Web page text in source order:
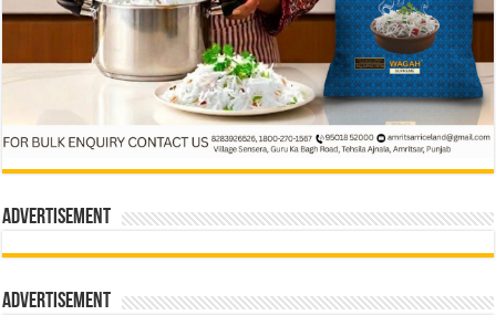
Advertisement
Advertisement